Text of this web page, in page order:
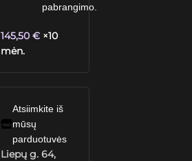
pabrangimo.
145,50€ ×10
mėn.
Atsiimkite iš
mūsų
parduotuvės
Liepų g. 64,